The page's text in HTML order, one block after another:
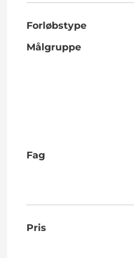
Forløbstype
Målgruppe
Fag
Pris